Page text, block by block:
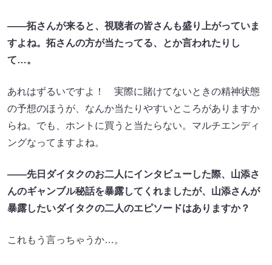
――拓さんが来ると、視聴者の皆さんも盛り上がっていま
すよね。拓さんの方が当たってる、とか言われたりし
て…。
あれはずるいですよ！ 実際に賭けてないときの精神状態
の予想のほうが、なんか当たりやすいところがありますか
らね。でも、ホントに買うと当たらない。マルチエンディ
ングなってますよね。
――先日ダイタクのお二人にインタビューした際、山添さ
んのギャンブル秘話を暴露してくれましたが、山添さんが
暴露したいダイタクの二人のエピソードはありますか？
これもう言っちゃうか…。